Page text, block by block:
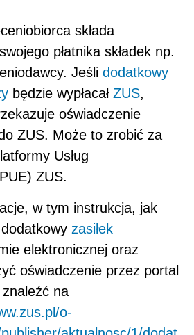
składa
płatnika składek np.
Jeśli dodatkowy
będzie wypłacał ZUS,
oświadczenie
ZUS. Może to zrobić za
Usług
ZUS.
w tym instrukcja, jak
zasiłek
elektronicznej oraz
oświadczenie przez portal
na
o-